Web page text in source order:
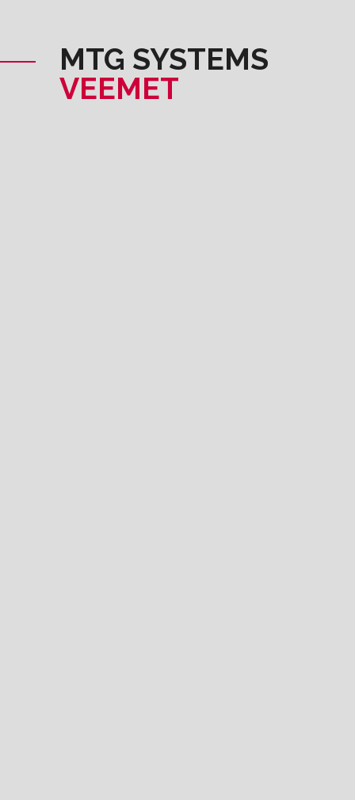
MTG SYSTEMS
VEEMET